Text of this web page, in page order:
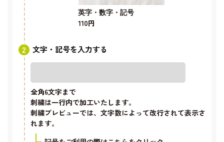
英字・数字・記号
110円
文字・記号を入力する
全角6文字まで
刺繍は一行内で加工いたします。
刺繍プレビューでは、文字数によって改行されて表示さ
れます。